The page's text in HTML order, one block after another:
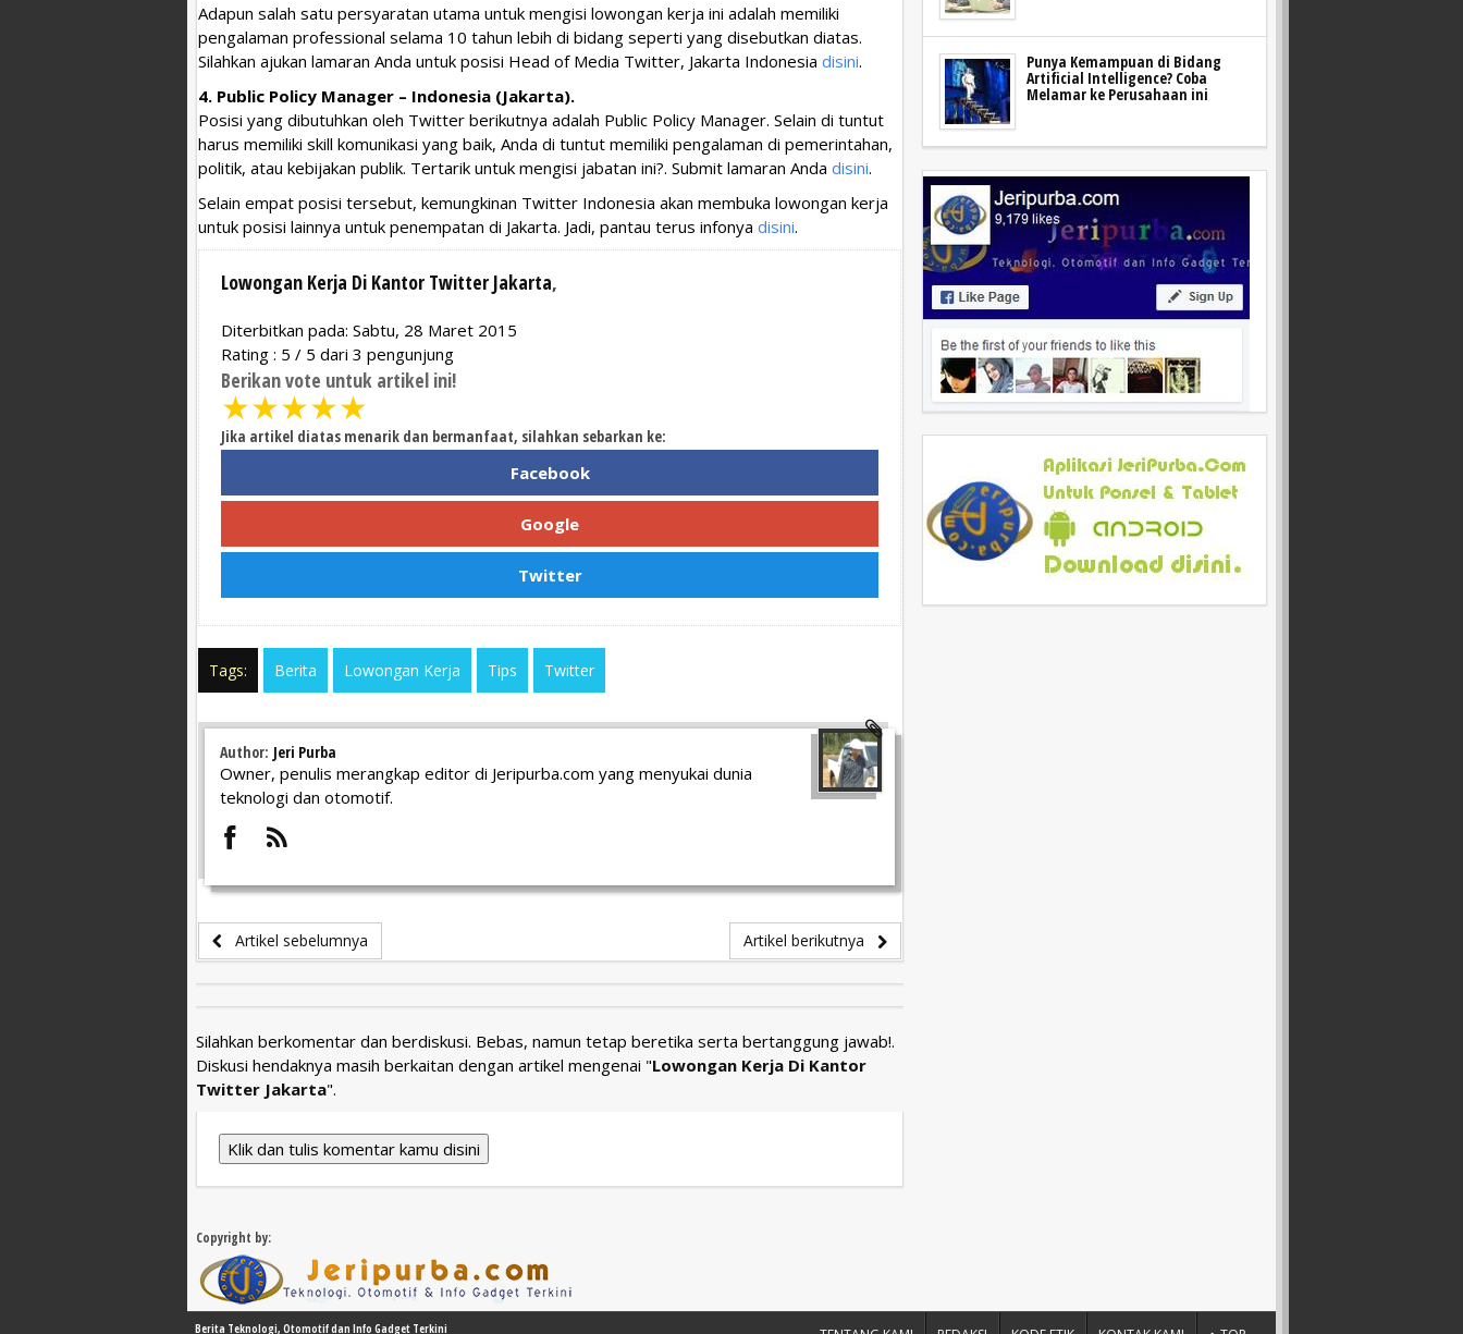
Adapun salah satu persyaratan utama untuk mengisi lowongan kerja ini adalah memiliki
pengalaman professional selama 10 tahun lebih di bidang seperti yang disebutkan diatas.
Silahkan ajukan lamaran Anda untuk posisi Head of Media Twitter, Jakarta Indonesia disini.
4. Public Policy Manager – Indonesia (Jakarta).
Posisi yang dibutuhkan oleh Twitter berikutnya adalah Public Policy Manager. Selain di tuntut
harus memiliki skill komunikasi yang baik, Anda di tuntut memiliki pengalaman di pemerintahan,
politik, atau kebijakan publik. Tertarik untuk mengisi jabatan ini?. Submit lamaran Anda disini.
Selain empat posisi tersebut, kemungkinan Twitter Indonesia akan membuka lowongan kerja
untuk posisi lainnya untuk penempatan di Jakarta. Jadi, pantau terus infonya disini.
Lowongan Kerja Di Kantor Twitter Jakarta,
Diterbitkan pada: Sabtu, 28 Maret 2015
Rating : 5 / 5 dari 3 pengunjung
Berikan vote untuk artikel ini!
★★★★★
Jika artikel diatas menarik dan bermanfaat, silahkan sebarkan ke:
Facebook
Google
Twitter
Tags: Berita Lowongan Kerja Tips Twitter
Author: Jeri Purba
Owner, penulis merangkap editor di Jeripurba.com yang menyukai dunia
teknologi dan otomotif.
Artikel sebelumnya Artikel berikutnya
Silahkan berkomentar dan berdiskusi. Bebas, namun tetap beretika serta bertanggung jawab!.
Diskusi hendaknya masih berkaitan dengan artikel mengenai "Lowongan Kerja Di Kantor
Twitter Jakarta".
Klik dan tulis komentar kamu disini
Copyright by:
Punya Kemampuan di Bidang
Artificial Intelligence? Coba
Melamar ke Perusahaan ini
Berita Teknologi, Otomotif dan Info Gadget Terkini